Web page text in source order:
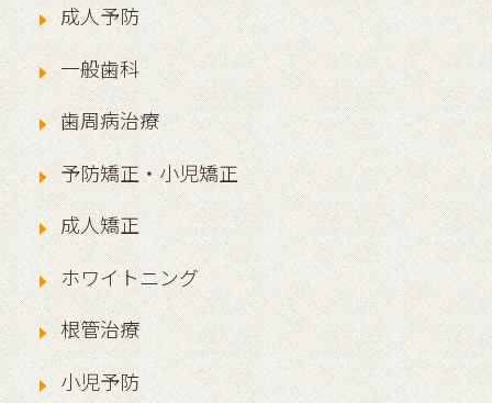
成人予防
一般歯科
歯周病治療
予防矯正・小児矯正
成人矯正
ホワイトニング
根管治療
小児予防